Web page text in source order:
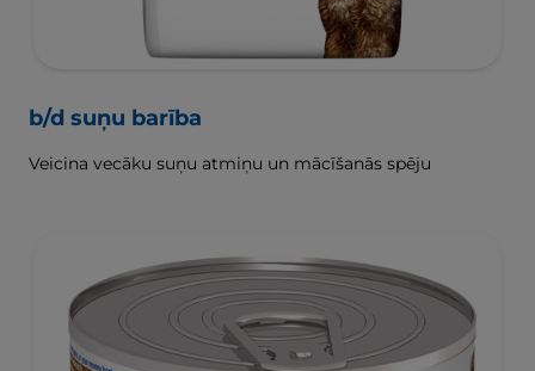
b/d suņu barība
Veicina vecāku suņu atmiņu un mācīšanās spēju